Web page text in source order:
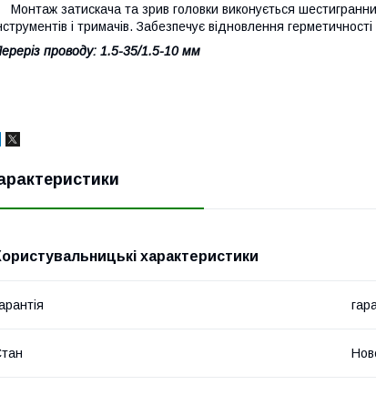
Монтаж затискача та зрив головки виконується
і тримачів. Забезпечує відновлення
проводу: 1.5-35/1.5-10 мм
характеристики